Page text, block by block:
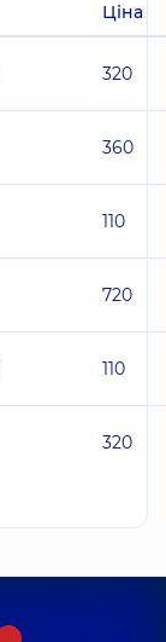
Ціна
320
360
110
720
110
320